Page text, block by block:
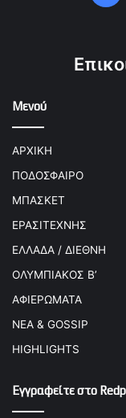
Μενού
ΑΡΧΙΚΗ
ΠΟΔΟΣΦΑΙΡΟ
ΜΠΑΣΚΕΤ
ΕΡΑΣΙΤΕΧΝΗΣ
ΕΛΛΑΔΑ / ΔΙΕΘΝΗ
ΟΛΥΜΠΙΑΚΟΣ Β’
ΑΦΙΕΡΩΜΑΤΑ
ΝΕΑ & GOSSIP
HIGHLIGHTS
Εγγραφείτε στο